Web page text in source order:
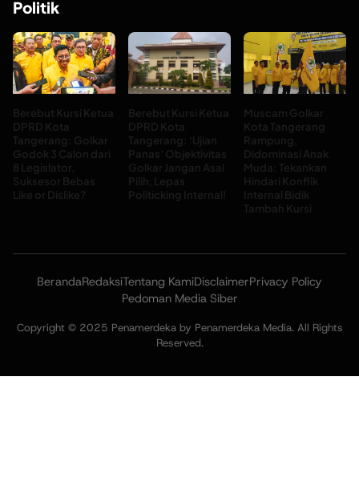
Politik
Berebut Kursi Ketua
DPRD Kota
Tangerang: Golkar
Godok 3 Calon dari
8 Legislator,
Suksesor Bebas
Like or Dislike?
Berebut Kursi Ketua
DPRD Kota
Tangerang: ‘Ujian
Panas’ Objektivitas
Golkar Jangan Asal
Pilih, Lepas
Politicking Internal!
Muscam Golkar
Kota Tangerang
Rampung,
Didominasi Anak
Muda: Tekankan
Hindari Konflik
Internal Bidik
Tambah Kursi
BerandaRedaksiTentang KamiDisclaimerPrivacy Policy
Pedoman Media Siber
Copyright © 2025 Penamerdeka by Penamerdeka Media. All Rights
Reserved.